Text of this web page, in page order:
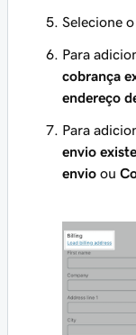
Selecione
Para
cobrança
endereço
Para
envio
envio ou